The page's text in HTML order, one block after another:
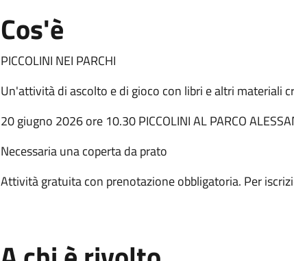
Cos'è
PICCOLINI NEI PARCHI
Un'attività di ascolto e di gioco con libri e altri materiali
20 giugno 2026 ore 10.30 PICCOLINI AL PARCO
Necessaria una coperta da prato
Attività gratuita con prenotazione obbligatoria. Per